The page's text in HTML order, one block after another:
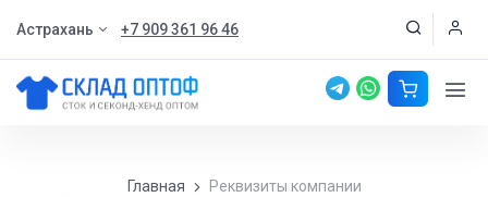
Астрахань +7 909 361 96 46
Главная Реквизиты компании